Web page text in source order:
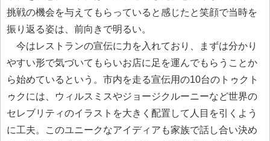
挑戦の機会を与えてもらっていると感じたと笑顔で当時を
振り返る姿は、前向きで明るい。
今はレストランの宣伝に力を入れており、まずは分かり
やすい形で気づいてもらいお店に足を運んでもらうことか
ら始めているという。市内を走る宣伝用の10台のトゥクト
ゥクには、ウィルスミスやジョージクルーニーなど世界の
セレブリティのイラストを大きく配置して人目を引くよう
に工夫。このユニークなアイディアも家族で話し合い決め